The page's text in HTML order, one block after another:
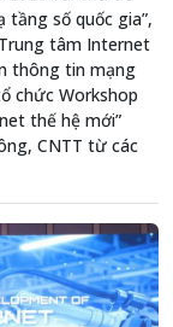
tầng số quốc gia”,
tâm Internet
thông tin mạng
chức Workshop
thế hệ mới”
CNTT từ các